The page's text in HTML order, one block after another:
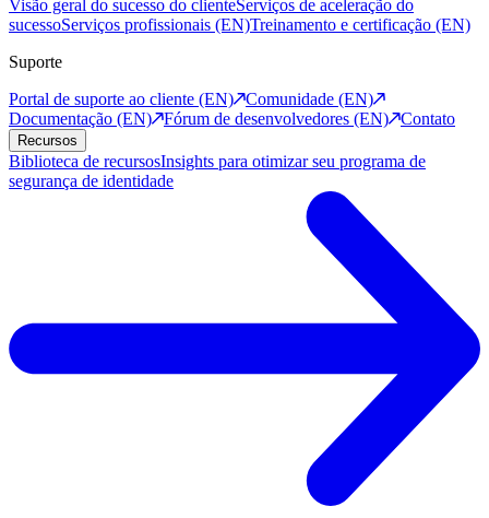
Visão geral do sucesso do clienteServiços de aceleração do
sucessoServiços profissionais (EN)Treinamento e certificação (EN)
Suporte
Portal de suporte ao cliente (EN)
Comunidade (EN)
Documentação (EN)
Fórum de desenvolvedores (EN) Contato
Recursos
Biblioteca de recursosInsights para otimizar seu programa de
segurança de identidade